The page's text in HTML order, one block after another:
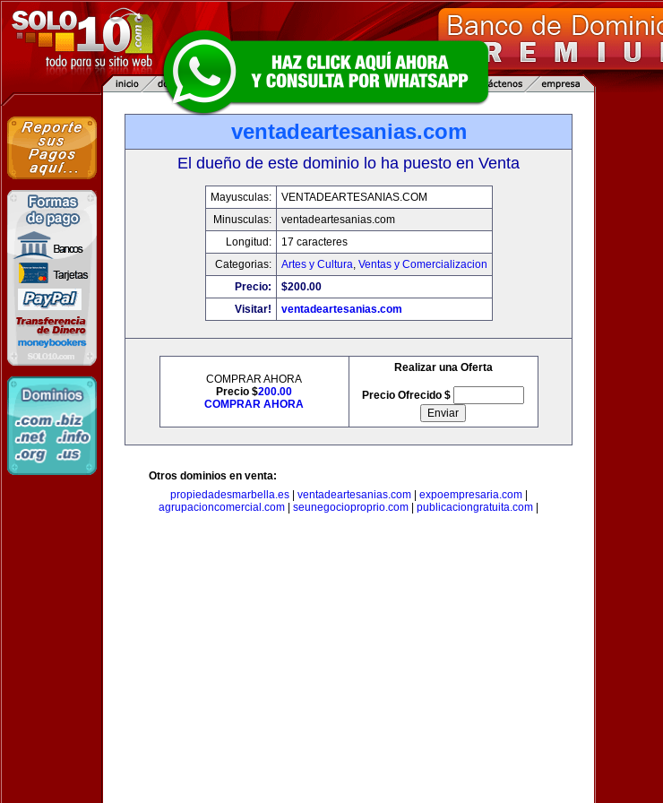
ventadeartesanias.com
El dueño de este dominio lo ha puesto en Venta
Mayusculas:
VENTADEARTESANIAS.COM
Minusculas:
ventadeartesanias.com
Longitud:
17 caracteres
Categorias:
Artes y Cultura, Ventas y Comercializacion
Precio:
$200.00
Visitar!
ventadeartesanias.com
COMPRAR AHORA
Precio $200.00
COMPRAR AHORA
Realizar una Oferta
Precio Ofrecido $
Otros dominios en venta:
propiedadesmarbella.es| ventadeartesanias.com| expoempresaria.com|
agrupacioncomercial.com
seunegocioproprio.com publicaciongratuita.com